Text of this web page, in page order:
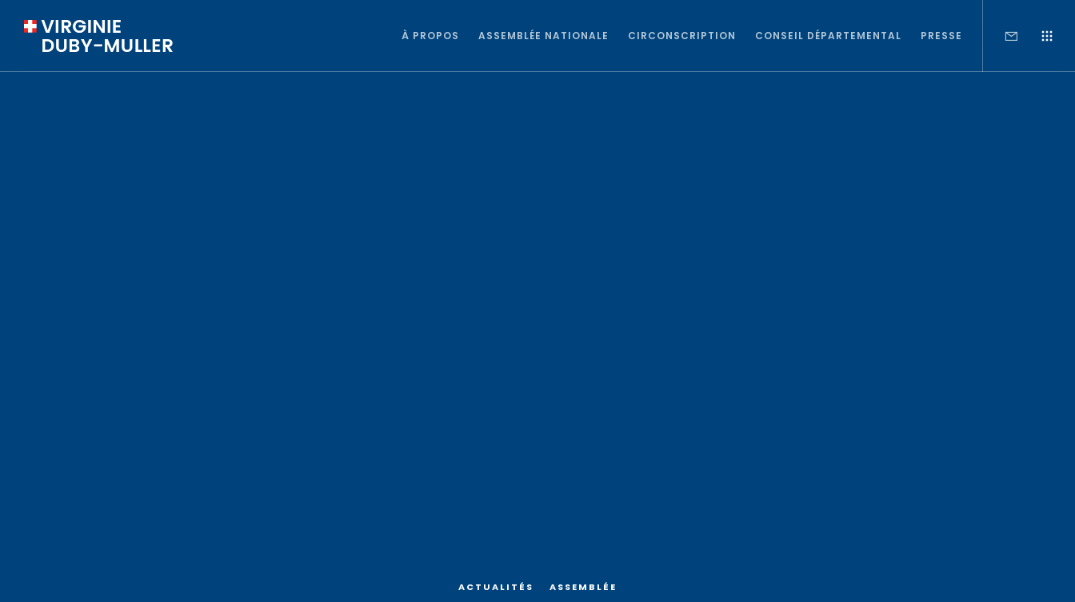
À PROPOS ASSEMBLÉE NATIONALE CIRCONSCRIPTION CONSEIL DÉPARTEMENTAL PRESSE
ACTUALITÉS ASSEMBLÉE